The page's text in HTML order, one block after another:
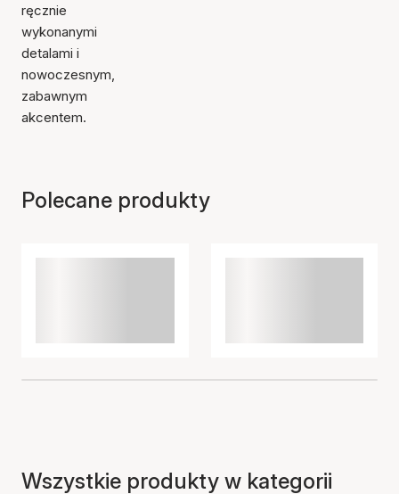
ręcznie
wykonanymi
detalami i
nowoczesnym,
zabawnym
akcentem.
Polecane produkty
Wszystkie produkty w kategorii